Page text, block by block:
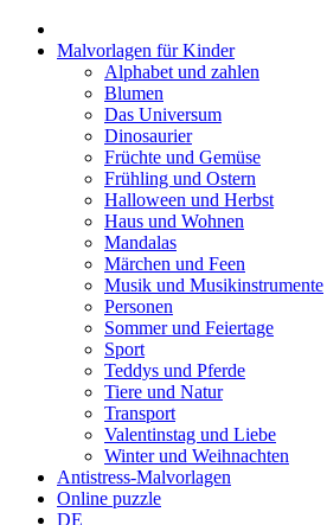
Malvorlagen für Kinder
Alphabet und zahlen
Blumen
Das Universum
Dinosaurier
Früchte und Gemüse
Frühling und Ostern
Halloween und Herbst
Haus und Wohnen
Mandalas
Märchen und Feen
Musik und Musikinstrumente
Personen
Sommer und Feiertage
Sport
Teddys und Pferde
Tiere und Natur
Transport
Valentinstag und Liebe
Winter und Weihnachten
Antistress-Malvorlagen
Online puzzle
DE